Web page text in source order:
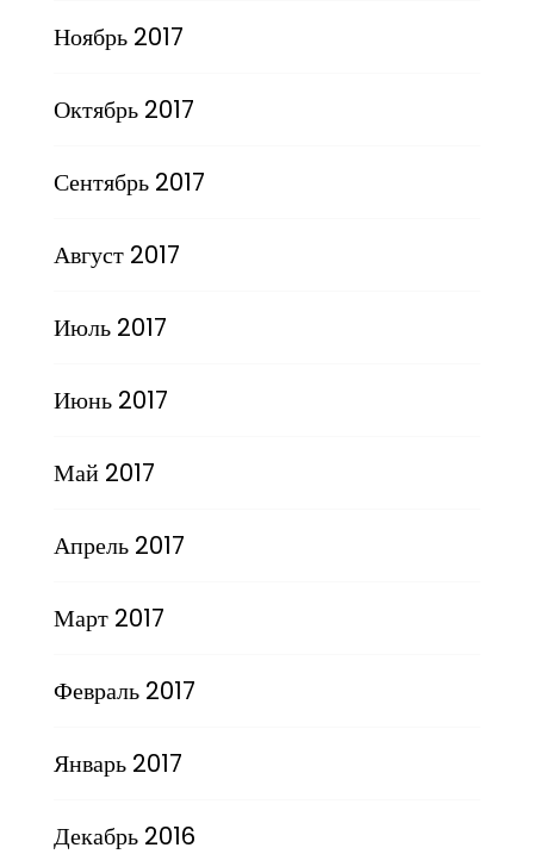
Ноябрь 2017
Октябрь 2017
Сентябрь 2017
Август 2017
Июль 2017
Июнь 2017
Май 2017
Апрель 2017
Март 2017
Февраль 2017
Январь 2017
Декабрь 2016